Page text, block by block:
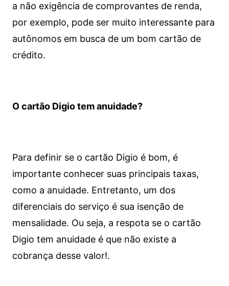
a não exigência de comprovantes de renda,
por exemplo, pode ser muito interessante para
autônomos em busca de um bom cartão de
crédito.
O cartão Digio tem anuidade?
Para definir se o cartão Digio é bom, é
importante conhecer suas principais taxas,
como a anuidade. Entretanto, um dos
diferenciais do serviço é sua isenção de
mensalidade. Ou seja, a respota se o cartão
Digio tem anuidade é que não existe a
cobrança desse valor!.